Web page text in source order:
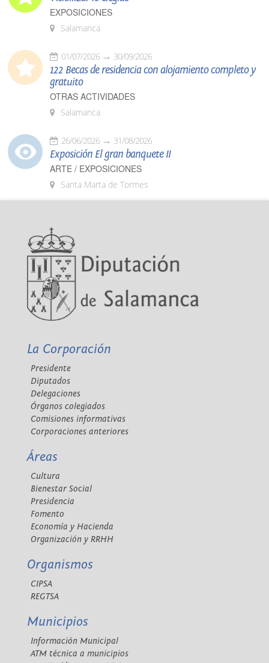
EXPOSICIONES
Salamanca
01/07/2026 30/09/2026
122 Becas de residencia con alojamiento completo y
gratuito
OTRAS ACTIVIDADES
Salamanca
26/06/2026 31/08/2026
Exposición El gran banquete II
ARTE / EXPOSICIONES
Santa Marta de Tormes
La Corporación
Presidente
Diputados
Delegaciones
Órganos colegiados
Comisiones informativas
Corporaciones anteriores
Áreas
Cultura
Bienestar Social
Presidencia
Fomento
Economía y Hacienda
Organización y RRHH
Organismos
CIPSA
REGTSA
Municipios
Información Municipal
ATM técnica a municipios